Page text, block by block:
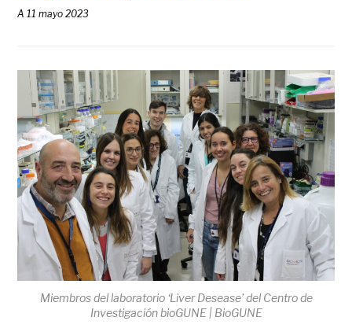
A11 mayo 2023
Miembros del laboratorio ‘Liver Desease’ del Centro de
Investigación bioGUNE | BioGUNE